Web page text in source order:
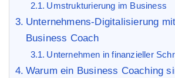
Umstrukturierung im Business
Unternehmens-Digitalisierung
Business Coach
Unternehmen in finanzieller
Warum ein Business Coaching